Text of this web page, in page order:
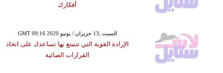
أفكارك
GMT 09:16 2020 السبت ,13 حزيران / يونيو
الإرادة القوية التي تتمتع بها تساعدك على اتخاذ
القرارات الصائبة